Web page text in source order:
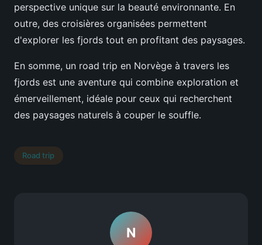
perspective unique sur la beauté environnante. En
outre, des croisières organisées permettent
d'explorer les fjords tout en profitant des paysages.
En somme, un road trip en Norvège à travers les
fjords est une aventure qui combine exploration et
émerveillement, idéale pour ceux qui recherchent
des paysages naturels à couper le souffle.
Road trip
N